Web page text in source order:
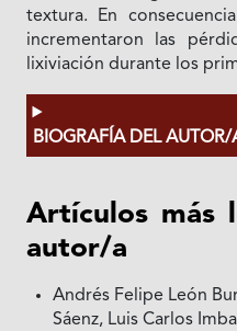
textura. En
incrementaron las
lixiviación durante los
BIOGRAFÍA DEL AUTOR/
Artículos más
autor/a
Andrés Felipe León
Sáenz, Luis Carlos